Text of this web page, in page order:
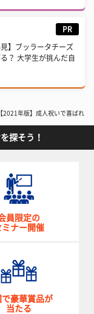
PR
見】ブッラータチーズ
？ 大学生が挑んだ自
【2021年版】成人祝いで喜ばれる
探そう！
員限定の
ミナー開催
で豪華賞品が
当たる